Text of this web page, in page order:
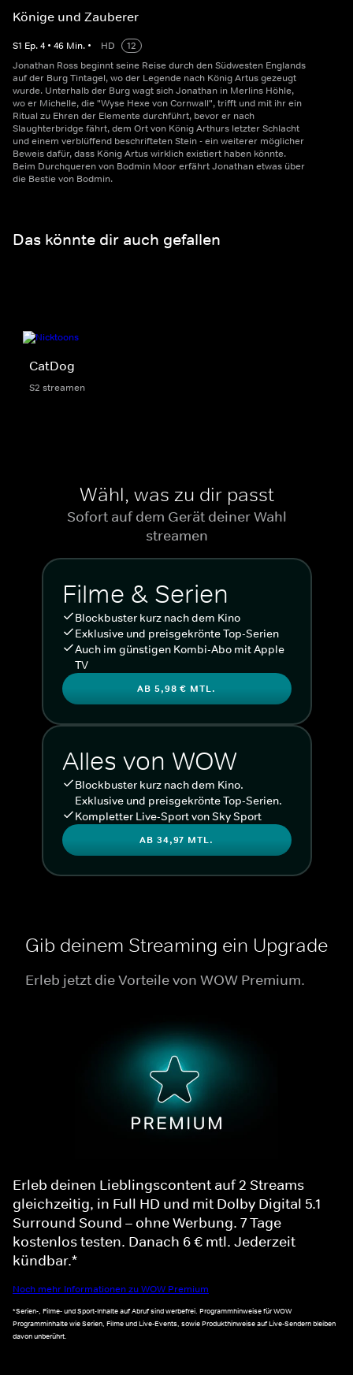
Könige und Zauberer
S1 Ep.4 • 46 Min. • HD
12
Jonathan Ross beginnt seine Reise durch den Südwesten Englands
auf der Burg Tintagel, wo der Legende nach König Artus gezeugt
wurde. Unterhalb der Burg wagt sich Jonathan in Merlins Höhle,
wo er Michelle, die "Wyse Hexe von Cornwall", trifft und mit ihr ein
Ritual zu Ehren der Elemente durchführt, bevor er nach
Slaughterbridge fährt, dem Ort von König Arthurs letzter Schlacht
und einem verblüffend beschrifteten Stein - ein weiterer möglicher
Beweis dafür, dass König Artus wirklich existiert haben könnte.
Beim Durchqueren von Bodmin Moor erfährt Jonathan etwas über
die Bestie von Bodmin.
Das könnte dir auch gefallen
CatDog
S2 streamen
Wähl, was zu dir passt
Sofort auf dem Gerät deiner Wahl
streamen
Filme & Serien
Blockbuster kurz nach dem Kino
Exklusive und preisgekrönte Top-Serien
Auch im günstigen Kombi-Abo mit Apple
TV
AB 5,98 € MTL.
Alles von WOW
Blockbuster kurz nach dem Kino.
Exklusive und preisgekrönte Top-Serien.
Kompletter Live-Sport von Sky Sport
AB 34,97 MTL.
Gib deinem Streaming ein Upgrade
Erleb jetzt die Vorteile von WOW Premium.
Erleb deinen Lieblingscontent auf 2 Streams
gleichzeitig, in Full HD und mit Dolby Digital 5.1
Surround Sound – ohne Werbung. 7 Tage
kostenlos testen. Danach 6 € mtl. Jederzeit
kündbar.*
Noch mehr Informationen zu WOW Premium
*Serien-, Filme- und Sport-Inhalte auf Abruf sind werbefrei. Programmhinweise für WOW
Programminhalte wie Serien, Filme und Live-Events, sowie Produkthinweise auf Live-Sendern bleiben
davon unberührt.